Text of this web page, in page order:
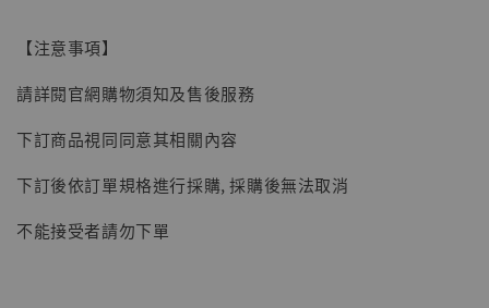
【注意事項】
請詳閱官網購物須知及售後服務
下訂商品視同同意其相關內容
下訂後依訂單規格進行採購, 採購後無法取消
不能接受者請勿下單